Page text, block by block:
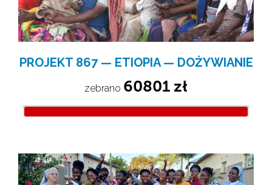
PROJEKT 867 — ETIOPIA — DOŻYWIANIE
zebrano 60801 zł